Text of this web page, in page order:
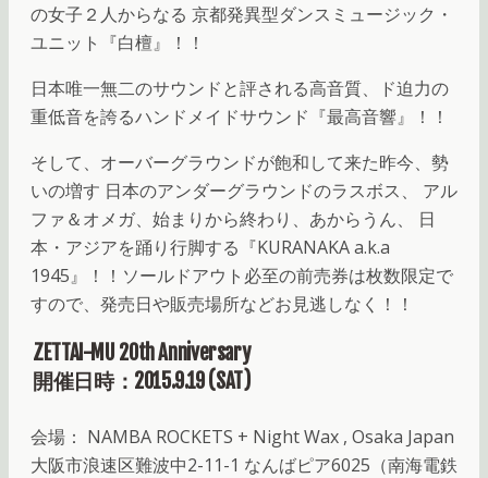
の女子２人からなる 京都発異型ダンスミュージック・
ユニット『白檀』！！
日本唯一無二のサウンドと評される高音質、ド迫力の
重低音を誇るハンドメイドサウンド『最高音響』！！
そして、オーバーグラウンドが飽和して来た昨今、勢
いの増す 日本のアンダーグラウンドのラスボス、 アル
ファ＆オメガ、始まりから終わり、あからうん、 日
本・アジアを踊り行脚する『KURANAKA a.k.a
1945』！！ソールドアウト必至の前売券は枚数限定で
すので、発売日や販売場所などお見逃しなく！！
ZETTAI-MU 20th Anniversary
開催日時：2015.9.19 (SAT)
会場： NAMBA ROCKETS + Night Wax , Osaka Japan
大阪市浪速区難波中2-11-1 なんばピア6025（南海電鉄